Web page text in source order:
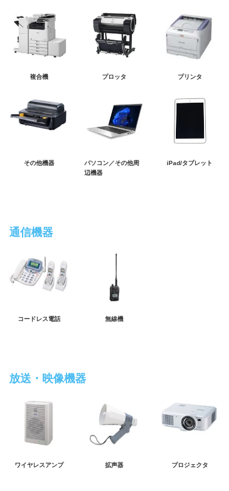
複合機 プロッタ プリンタ
その他機器
パソコン／その他周
辺機器
iPad/タブレット
通信機器
コードレス電話 無線機
放送・映像機器
ワイヤレスアンプ 拡声器 プロジェクタ